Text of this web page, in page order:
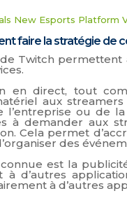
New Esports Platform
faire la stratégie de
Twitch
en direct, tout
aux
l’entreprise ou de
à demander aux
Cela permet
des
est la
à d’autres
à d’autres